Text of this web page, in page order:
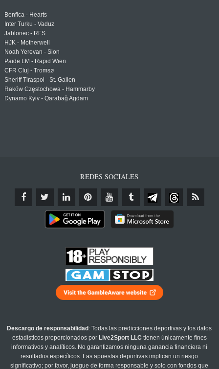
Benfica - Hearts
Inter Turku - Vaduz
Jablonec - RFS
HJK - Motherwell
Noah Yerevan - Sion
Paide LM - Rapid Wien
CFR Cluj - Tromsø
Sheriff Tiraspol - St. Gallen
Raków Częstochowa - Hammarby
Dynamo Kyiv - Qarabağ Agdam
REDES SOCIALES
Descargo de responsabilidad : Todas las predicciones deportivas y los datos
estadísticos proporcionados por Live2Sport LLC tienen únicamente fines
informativos y analíticos. No garantizamos ninguna ganancia financiera ni
resultados específicos. Las apuestas deportivas implican un riesgo
significativo; por favor, juegue de forma responsable y solo con fondos que